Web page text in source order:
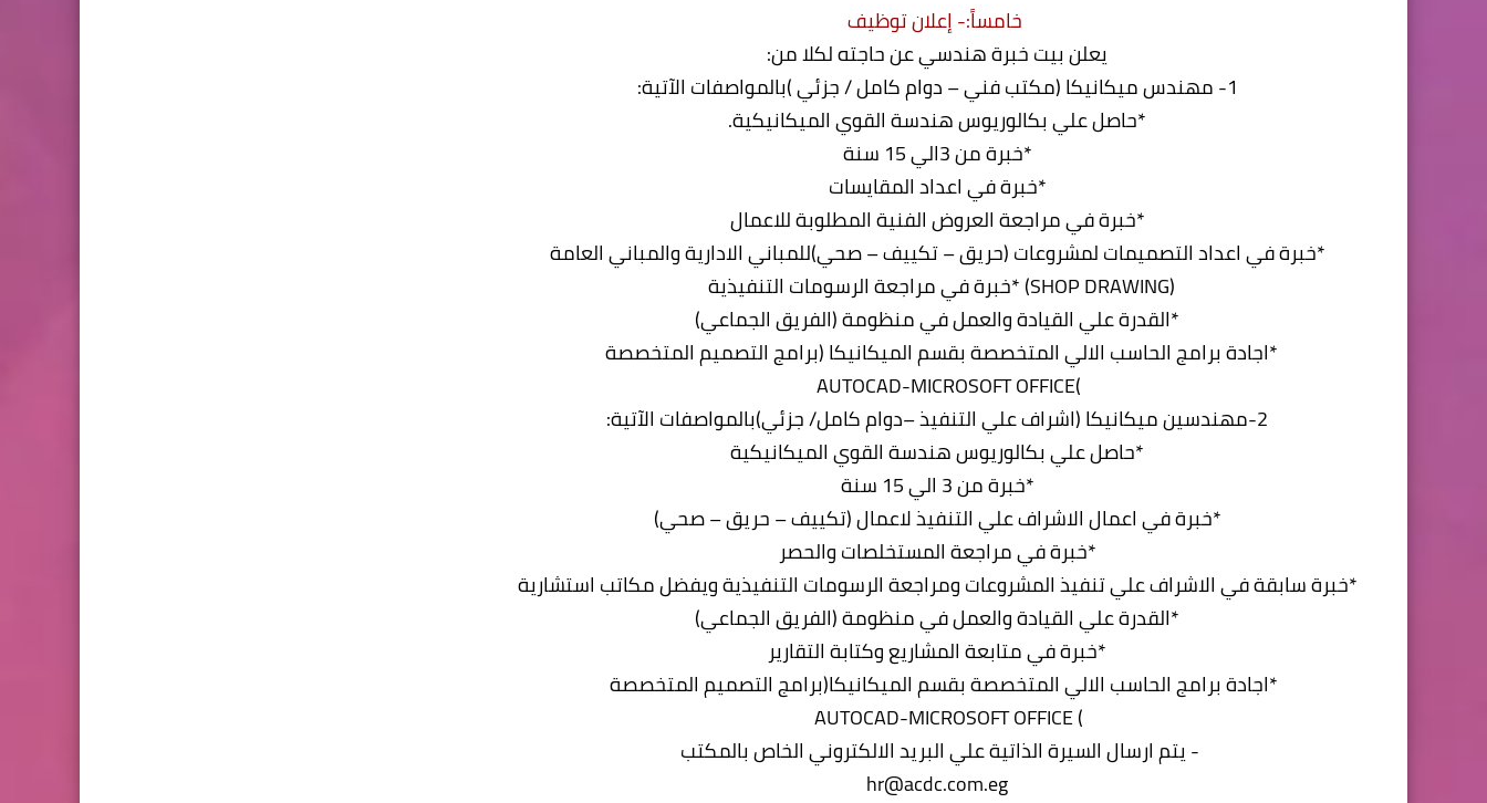
خامساً:- إعلان توظيف
يعلن بيت خبرة هندسي عن حاجته لكلا من:
1- مهندس ميكانيكا (مكتب فني – دوام كامل / جزئي )بالمواصفات الآتية:
*حاصل علي بكالوريوس هندسة القوي الميكانيكية.
*خبرة من 3الي 15 سنة
*خبرة في اعداد المقايسات
*خبرة في مراجعة العروض الفنية المطلوبة للاعمال
*خبرة في اعداد التصميمات لمشروعات (حريق – تكييف – صحي)للمباني الادارية والمباني العامة
(SHOP DRAWING) *خبرة في مراجعة الرسومات التنفيذية
*القدرة علي القيادة والعمل في منظومة (الفريق الجماعي)
*اجادة برامج الحاسب الالي المتخصصة بقسم الميكانيكا (برامج التصميم المتخصصة
)AUTOCAD-MICROSOFT OFFICE
2-مهندسين ميكانيكا (اشراف علي التنفيذ –دوام كامل/ جزئي)بالمواصفات الآتية:
*حاصل علي بكالوريوس هندسة القوي الميكانيكية
*خبرة من 3 الي 15 سنة
*خبرة في اعمال الاشراف علي التنفيذ لاعمال (تكييف – حريق – صحي)
*خبرة في مراجعة المستخلصات والحصر
*خبرة سابقة في الاشراف علي تنفيذ المشروعات ومراجعة الرسومات التنفيذية ويفضل مكاتب استشارية
*القدرة علي القيادة والعمل في منظومة (الفريق الجماعي)
*خبرة في متابعة المشاريع وكتابة التقارير
*اجادة برامج الحاسب الالي المتخصصة بقسم الميكانيكا(برامج التصميم المتخصصة
) AUTOCAD-MICROSOFT OFFICE
- يتم ارسال السيرة الذاتية علي البريد الالكتروني الخاص بالمكتب
hr@acdc.com.eg